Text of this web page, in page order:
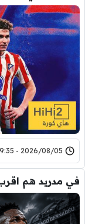
2026/08/05 - 19:35
في مدريد هم اقرب